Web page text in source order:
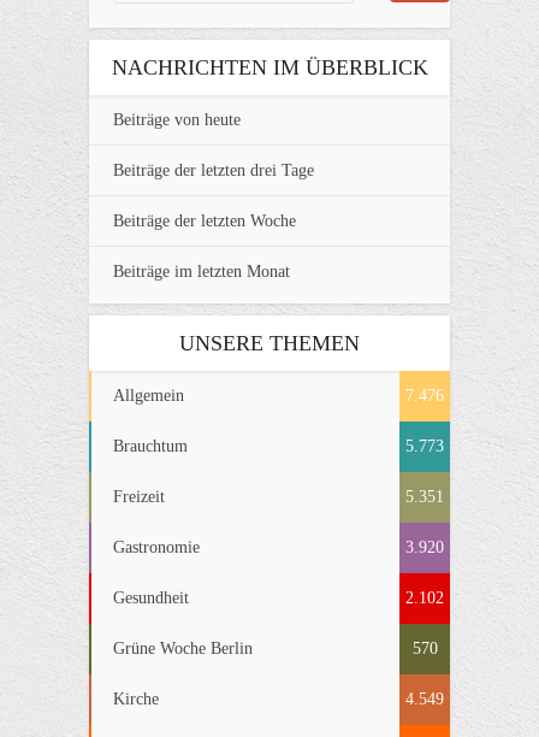
NACHRICHTEN IM ÜBERBLICK
Beiträge von heute
Beiträge der letzten drei Tage
Beiträge der letzten Woche
Beiträge im letzten Monat
UNSERE THEMEN
Allgemein 7.476
Brauchtum 5.773
Freizeit 5.351
Gastronomie 3.920
Gesundheit 2.102
Grüne Woche Berlin 570
Kirche 4.549